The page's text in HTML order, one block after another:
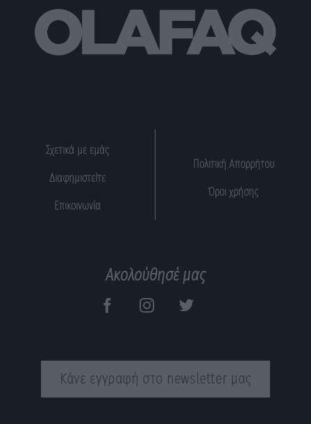
Σχετικά με εμάς
Διαφημιστείτε
Επικοινωνία
Πολιτική Απορρήτου
Όροι χρήσης
Ακολούθησέ μας
Κάνε εγγραφή στο newsletter μας